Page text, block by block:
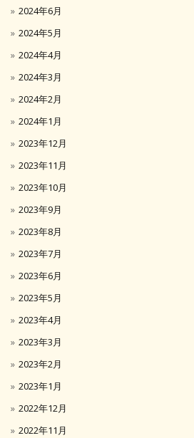
2024年6月
2024年5月
2024年4月
2024年3月
2024年2月
2024年1月
2023年12月
2023年11月
2023年10月
2023年9月
2023年8月
2023年7月
2023年6月
2023年5月
2023年4月
2023年3月
2023年2月
2023年1月
2022年12月
2022年11月